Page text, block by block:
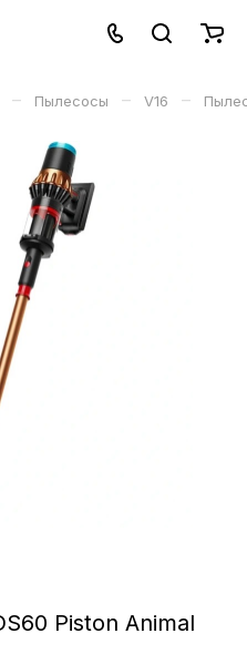
– Пылесосы – V16 –
Piston Animal